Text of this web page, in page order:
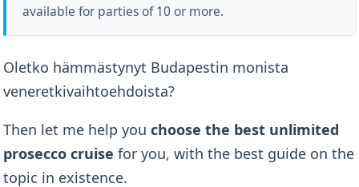
available for parties of 10 or more.
Oletko hämmästynyt Budapestin monista
veneretkivaihtoehdoista?
Then let me help youchoose the best unlimited
prosecco cruise for you, with the best guide on the
topic in existence.